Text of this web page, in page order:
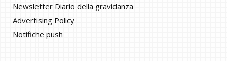
Newsletter Diario della gravidanza
Advertising Policy
Notifiche push